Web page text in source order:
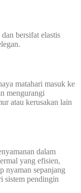
bersifat elastis
matahari masuk ke
mengurangi
atau kerusakan lain
dalam
yang efisien,
nyaman sepanjang
sistem pendingin